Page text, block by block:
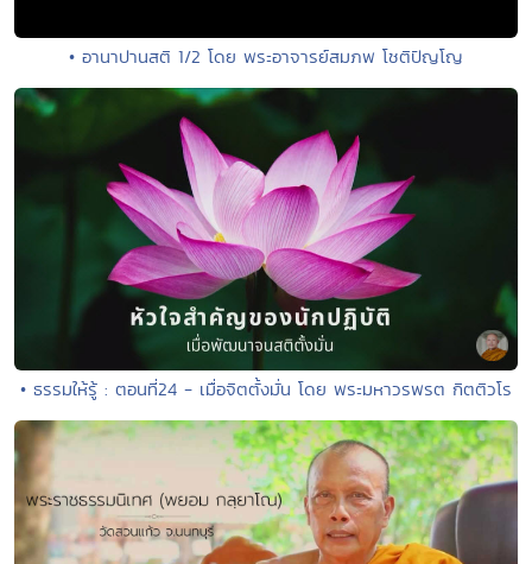
• อานาปานสติ 1/2 โดย พระอาจารย์สมภพ โชติปัญโญ
• ธรรมให้รู้ : ตอนที่24 - เมื่อจิตตั้งมั่น โดย พระมหาวรพรต กิตติวโร